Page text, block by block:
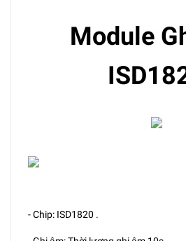
Module
- Chip: ISD1820 .